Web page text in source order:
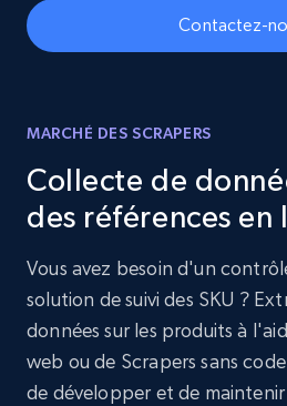
Contactez-
MARCHÉ DES SCRAPERS
Collecte de
des références
Vous avez besoin d'un
solution de suivi des SKU ?
données sur les produits à
web ou de Scrapers sans
de développer et de